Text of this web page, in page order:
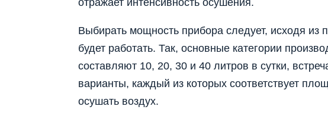
отражает интенсивность осушения.
Выбирать мощность прибора следует, исходя
будет работать. Так, основные категории
составляют 10, 20, 30 и 40 литров в сутки,
варианты, каждый из которых соответствует
осушать воздух.